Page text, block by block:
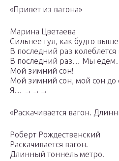
«Привет из вагона»
Марина Цветаева
Сильнее гул, как будто
В последний раз колеблется
В последний раз… Мы
Мой зимний сон!
Мой зимний сон, мой сон до
Я… →→→
«Раскачивается вагон.
Роберт Рождественский
Раскачивается вагон.
Длинный тоннель метро.